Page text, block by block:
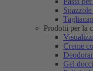
Prodotti per la
Creme
Gel